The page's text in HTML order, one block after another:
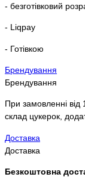
- безготівковий
- Liqpay
- Готівкою
Брендування
Брендування
При замовленні від
склад цукерок,
Доставка
Доставка
Безкоштовна